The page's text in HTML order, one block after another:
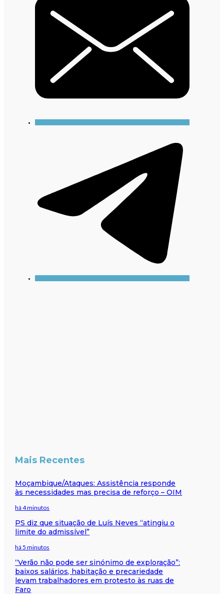
Mais Recentes
Moçambique/Ataques: Assistência responde
às necessidades mas precisa de reforço – OIM
há 4 minutos
PS diz que situação de Luís Neves “atingiu o
limite do admissível”
há 5 minutos
“Verão não pode ser sinónimo de exploração”:
baixos salários, habitação e precariedade
levam trabalhadores em protesto às ruas de
Faro